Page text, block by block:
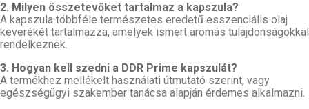
2. Milyen összetevőket tartalmaz a kapszula?
A kapszula többféle természetes eredetű esszenciális olaj
keverékét tartalmazza, amelyek ismert aromás tulajdonságokkal
rendelkeznek.
3. Hogyan kell szedni a DDR Prime kapszulát?
A termékhez mellékelt használati útmutató szerint, vagy
egészségügyi szakember tanácsa alapján érdemes alkalmazni.